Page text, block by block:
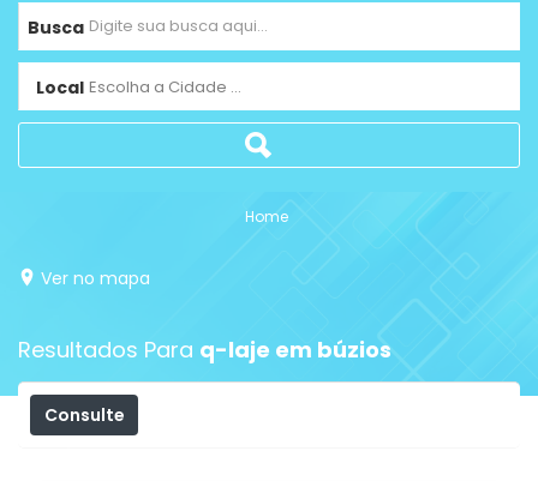
Busca
Local Escolha a Cidade ...
Home
Ver no mapa
Resultados Para q-laje em búzios
Consulte